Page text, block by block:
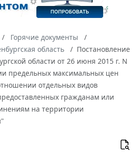
Горячие документы
область
Постановление
области от 26 июня 2015 г. N
предельных максимальных цен
отдельных видов
гражданам или
на территории